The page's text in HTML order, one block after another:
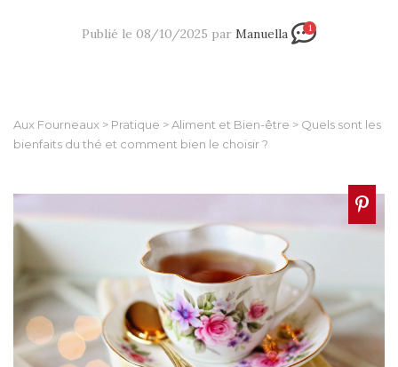
Publié le 08/10/2025 par Manuella 1
Aux Fourneaux > Pratique >Aliment et Bien-être > Quels sont les
bienfaits du thé et comment bien le choisir ?